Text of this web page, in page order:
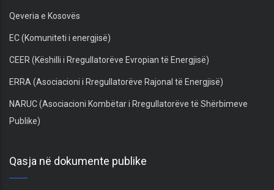
Qeveria e Kosovës
EC (Komuniteti i energjisë)
CEER (Këshilli i Rregullatorëve Evropian të Energjisë)
ERRA (Asociacioni i Rregullatorëve Rajonal të Energjisë)
NARUC (Asociacioni Kombëtar i Rregullatorëve të Shërbimeve
Publike)
Qasja në dokumente publike